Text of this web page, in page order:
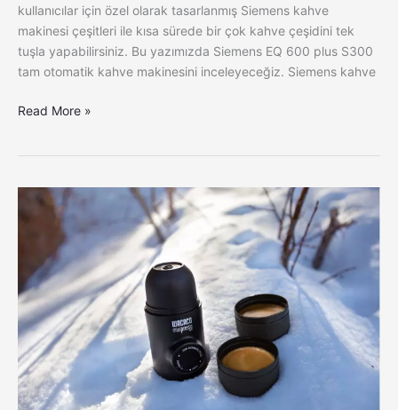
kullanıcılar için özel olarak tasarlanmış Siemens kahve
makinesi çeşitleri ile kısa sürede bir çok kahve çeşidini tek
tuşla yapabilirsiniz. Bu yazımızda Siemens EQ 600 plus S300
tam otomatik kahve makinesini inceleyeceğiz. Siemens kahve
Read More »
Kahve
Keyfiniz
Yerde
Yanınızda!